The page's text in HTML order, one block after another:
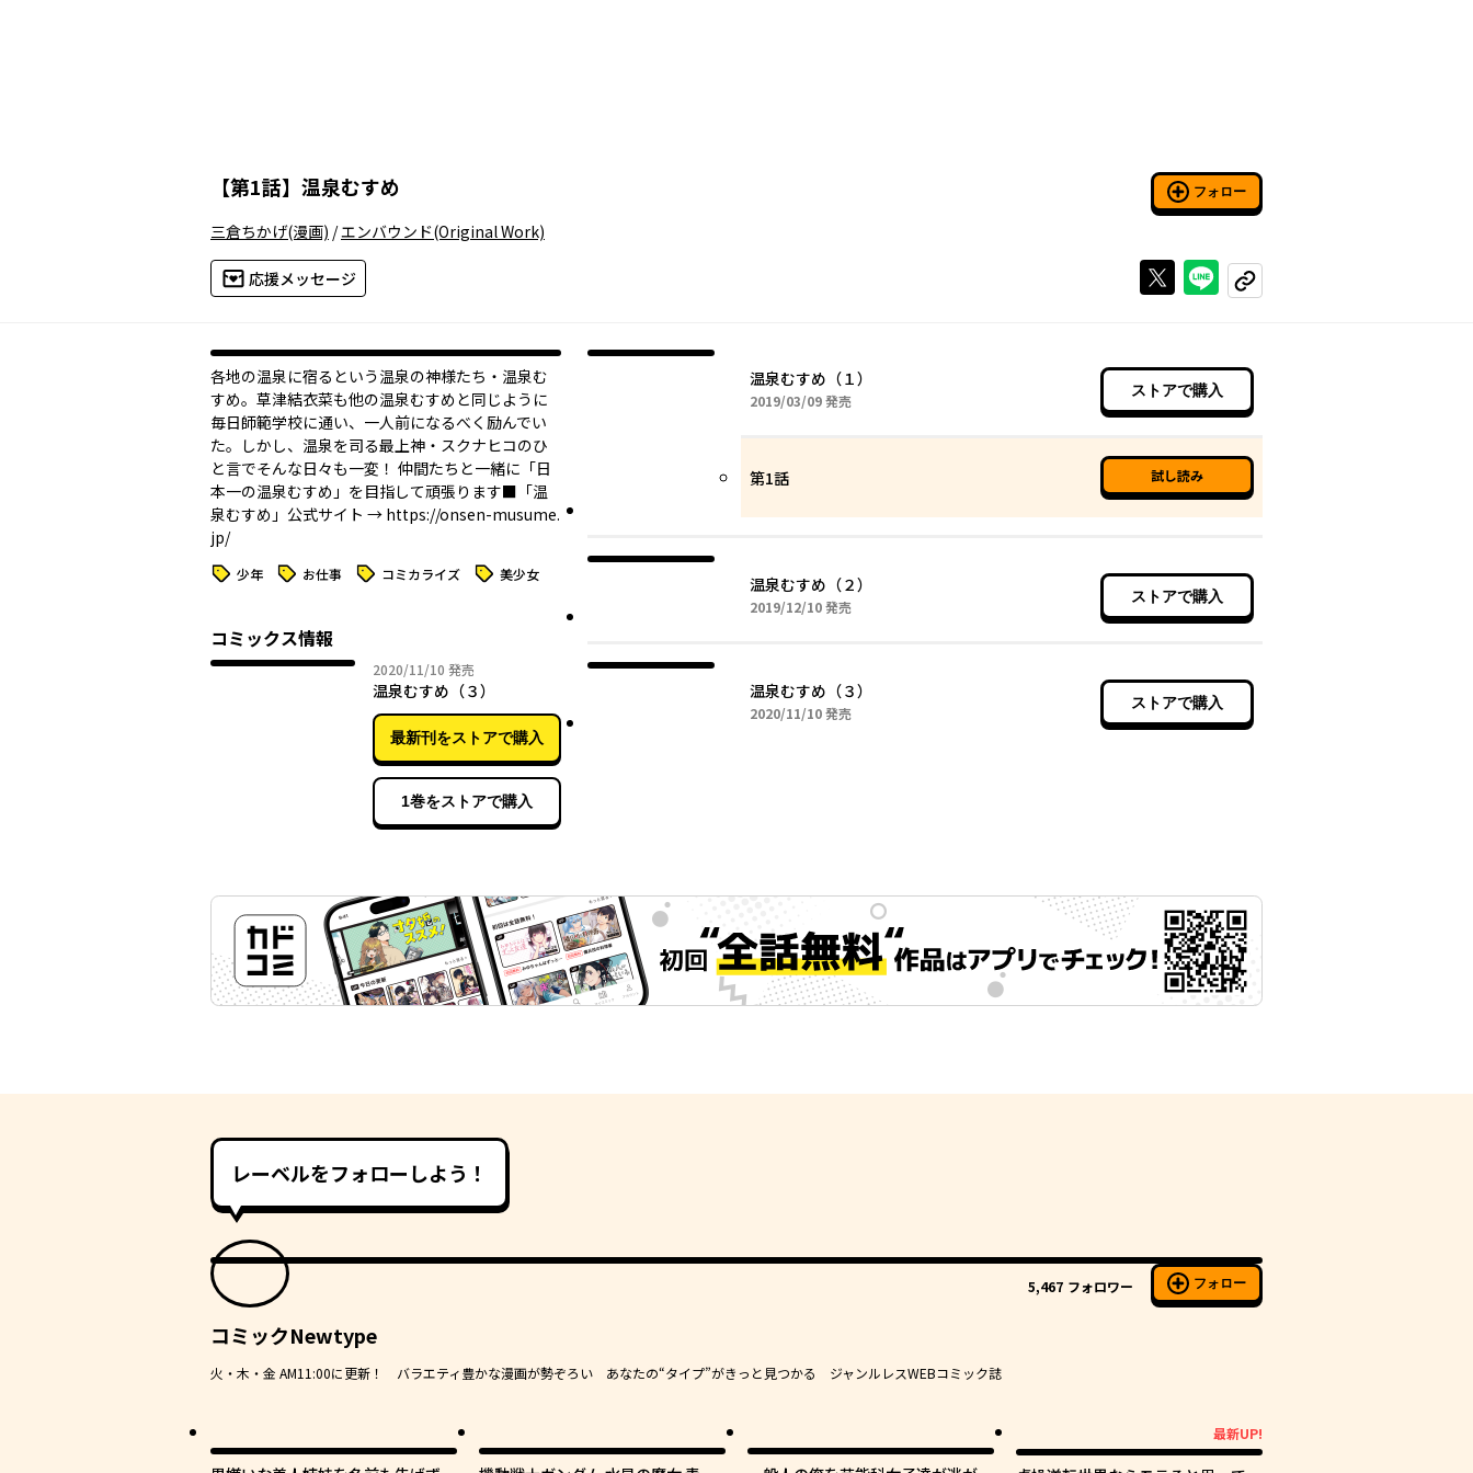
【第1話】 温泉むすめ フォロー
三倉ちかげ(漫画) /エンバウンド(Original Work)
応援メッセージ Xで投稿するラインでシェアする
コピーする
各地の温泉に宿るという温泉の神様たち・温泉む
すめ。草津結衣菜も他の温泉むすめと同じように
毎日師範学校に通い、一人前になるべく励んでい
た。しかし、温泉を司る最上神・スクナヒコのひ
と言でそんな日々も一変！ 仲間たちと一緒に「日
本一の温泉むすめ」を目指して頑張ります■「温
泉むすめ」公式サイト → https://onsen-musume.
jp/
タグ 少年 タグ お仕事 タグ コミカライズ タグ 美少女
コミックス情報
2020/11/10 2020年11月10日
発売
温泉むすめ（３）
最新刊をストアで購入
1巻をストアで購入
温泉むすめ（１）
2019/03/092019年03月09日
発売
ストアで購入
第1話 試し読み
温泉むすめ（２）
2019/12/102019年12月10日
発売
ストアで購入
温泉むすめ（３）
2020/11/102020年11月10日
発売
ストアで購入
レーベルをフォローしよう！
5,467 フォロワー フォロー
コミックNewtype
火・木・金 AM11:00に更新！ バラエティ豊かな漫画が勢ぞろい あなたの“タイプ”がきっと見つかる ジャンルレスWEBコミック誌
最新UP!